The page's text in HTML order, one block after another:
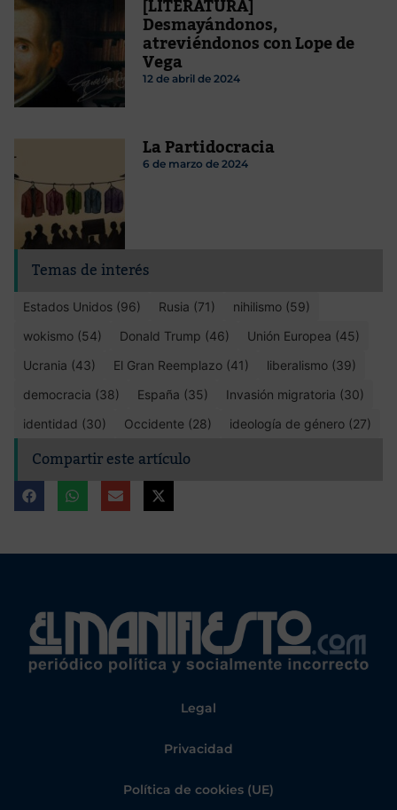
Desmayándonos,
atreviéndonos con Lope de
Vega
12 de abril de 2024
La Partidocracia
6 de marzo de 2024
Temas de interés
Estados Unidos (96) Rusia (71)
nihilismo (59)
wokismo (54)
Donald Trump (46)
Unión Europea (45)
Ucrania (43)
El Gran Reemplazo (41)
liberalismo (39)
democracia (38)
España (35)
Invasión migratoria (30)
identidad (30)
Occidente (28) ideología de género (27)
Compartir este artículo
Legal
Privacidad
Política de cookies (UE)